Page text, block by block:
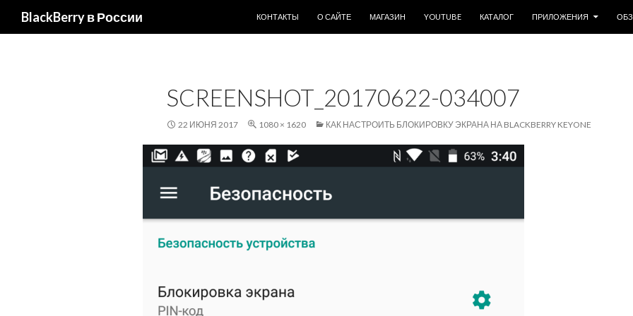
BlackBerry в России
КОНТАКТЫ
О САЙТЕ МАГАЗИН YOUTUBE КАТАЛОГ ПРИЛОЖЕНИЯ
SCREENSHOT_20170622-034007
22 ИЮНЯ 2017 1080 × 1620 КАК НАСТРОИТЬ БЛОКИРОВКУ ЭКРАНА НА BLACKBERRY KEYONE